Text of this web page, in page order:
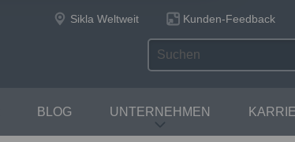
Sikla Weltweit Kunden-Feedback
BLOG UNTERNEHMEN